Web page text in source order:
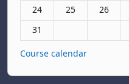
Няма събития,
24 Няма събития,
25 Няма
26
Няма събития,
31
Course calendar